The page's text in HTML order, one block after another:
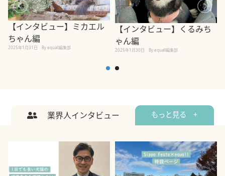
【インタビュー】ミカエル
ちゃん編
2025年1月31日 By equall編集部
【インタビュー】くるみち
ゃん編
2025年1月30日 By equall編集部
業界人インタビュー もっと見る +